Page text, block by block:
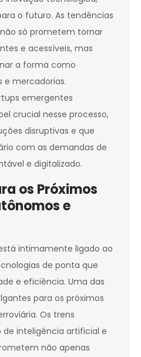
o futuro. As tendências
só prometem tornar
e acessíveis, mas
a forma como
e mercadorias.
emergentes
crucial nesse processo,
disruptivas e que
com as demandas de
e digitalizado.
os Próximos
e
intimamente ligado ao
de ponta que
e eficiência. Uma das
para os próximos
Os trens
inteligência artificial e
não apenas